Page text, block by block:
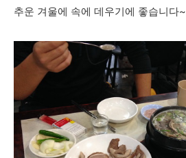
추운 겨울에 속에 데우기에 좋습니다~